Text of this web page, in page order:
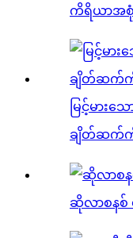
ကိရိယာအစုံ
မြင့်မား
ချိတ်ဆက်
ဆိုလာစန